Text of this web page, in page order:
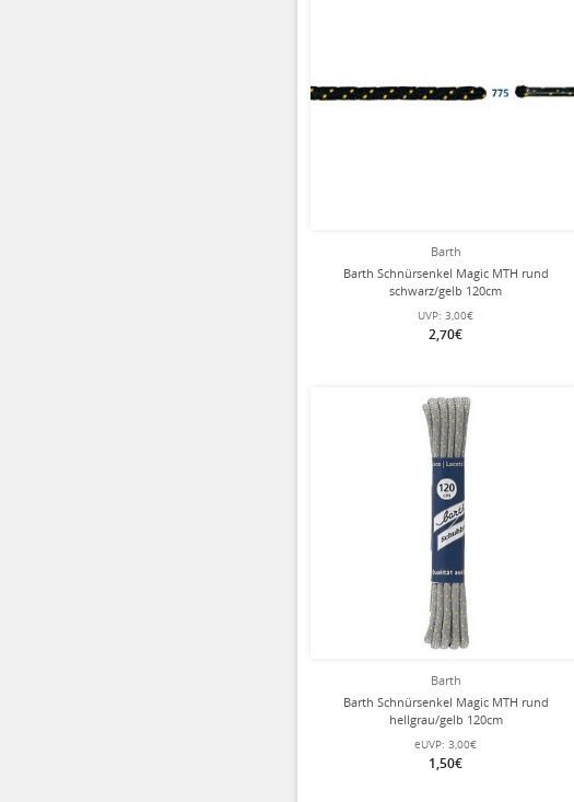
Barth
Barth Schnürsenkel Magic MTH rund
schwarz/gelb 120cm
UVP: 3,00€
2,70€
Barth
Barth Schnürsenkel Magic MTH rund
hellgrau/gelb 120cm
eUVP: 3,00€
1,50€